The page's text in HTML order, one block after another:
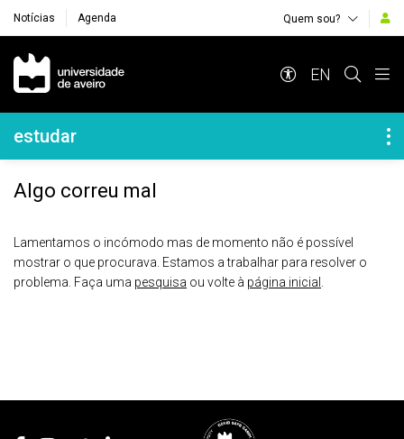
Notícias Agenda Quem sou?
Navegação Principal
EN
Navegação Lateral
estudar
Algo correu mal
Lamentamos o incómodo mas de momento não é possível
mostrar o que procurava. Estamos a trabalhar para resolver o
problema. Faça uma pesquisa ou volte à página inicial